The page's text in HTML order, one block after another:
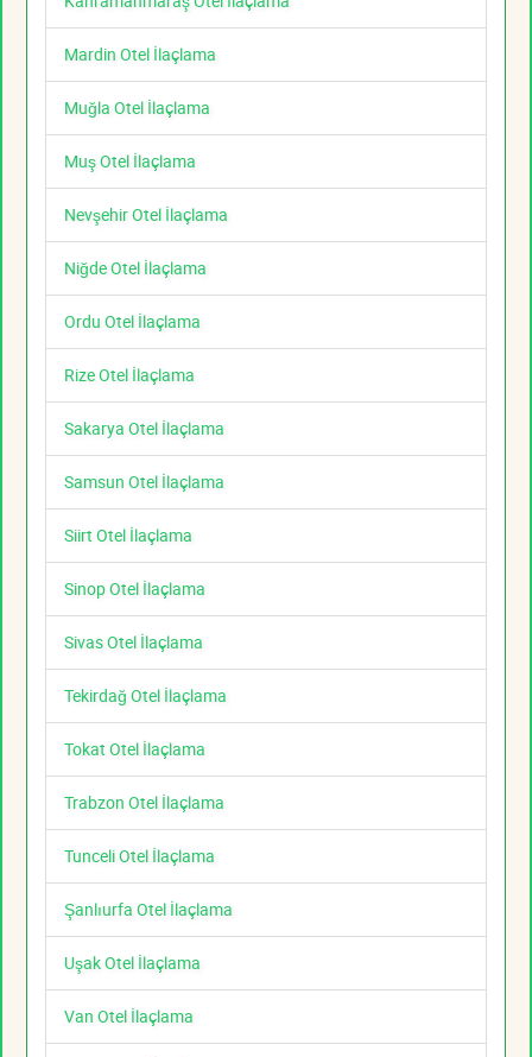
Mardin Otel İlaçlama
Muğla Otel İlaçlama
Muş Otel İlaçlama
Nevşehir Otel İlaçlama
Niğde Otel İlaçlama
Ordu Otel İlaçlama
Rize Otel İlaçlama
Sakarya Otel İlaçlama
Samsun Otel İlaçlama
Siirt Otel İlaçlama
Sinop Otel İlaçlama
Sivas Otel İlaçlama
Tekirdağ Otel İlaçlama
Tokat Otel İlaçlama
Trabzon Otel İlaçlama
Tunceli Otel İlaçlama
Şanlıurfa Otel İlaçlama
Uşak Otel İlaçlama
Van Otel İlaçlama